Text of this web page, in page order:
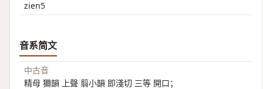
zien5
音系简文
中古音
精母 獮韻 上聲 翦小韻 即淺切 三等 開口；